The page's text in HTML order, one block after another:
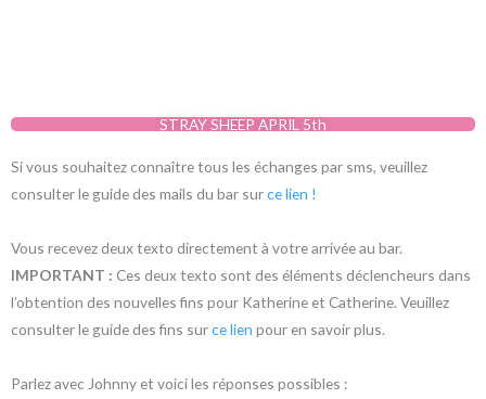
STRAY SHEEP APRIL 5th
Si vous souhaitez connaître tous les échanges par sms, veuillez
consulter le guide des mails du bar surce lien !
Vous recevez deux texto directement à votre arrivée au bar.
IMPORTANT : Ces deux texto sont des éléments déclencheurs dans
l’obtention des nouvelles fins pour Katherine et Catherine. Veuillez
consulter le guide des fins surce lien pour en savoir plus.
Parlez avec Johnny et voici les réponses possibles :